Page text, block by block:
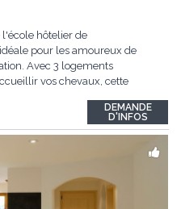
l'école hôtelier de
pour les amoureux de
Avec 3 logements
vos chevaux, cette
- 3 logements confortables :
avec...
DEMANDE
D'INFOS